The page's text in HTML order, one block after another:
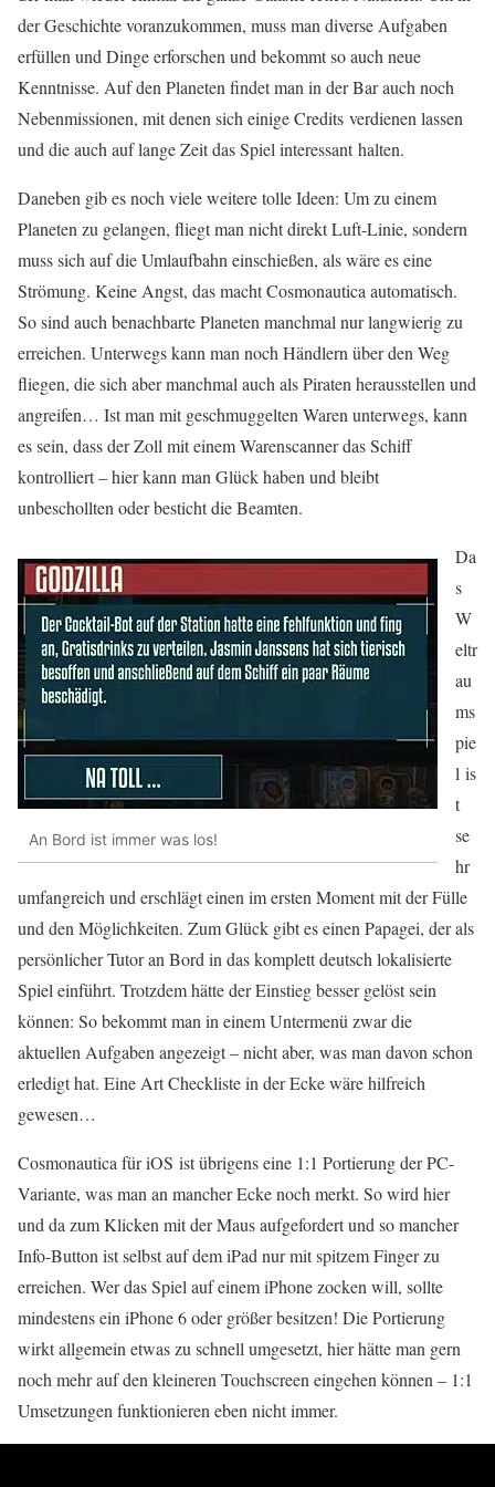
der Geschichte voranzukommen, muss man diverse Aufgaben
erfüllen und Dinge erforschen und bekommt so auch neue
Kenntnisse. Auf den Planeten findet man in der Bar auch noch
Nebenmissionen, mit denen sich einige Credits verdienen lassen
und die auch auf lange Zeit das Spiel interessant halten.
Daneben gib es noch viele weitere tolle Ideen: Um zu einem
Planeten zu gelangen, fliegt man nicht direkt Luft-Linie, sondern
muss sich auf die Umlaufbahn einschießen, als wäre es eine
Strömung. Keine Angst, das macht Cosmonautica automatisch.
So sind auch benachbarte Planeten manchmal nur langwierig zu
erreichen. Unterwegs kann man noch Händlern über den Weg
fliegen, die sich aber manchmal auch als Piraten herausstellen und
angreifen… Ist man mit geschmuggelten Waren unterwegs, kann
es sein, dass der Zoll mit einem Warenscanner das Schiff
kontrolliert – hier kann man Glück haben und bleibt
unbeschollten oder besticht die Beamten.
An Bord ist immer was los!
Da
s
W
eltr
au
ms
pie
l is
t
se
hr
umfangreich und erschlägt einen im ersten Moment mit der Fülle
und den Möglichkeiten. Zum Glück gibt es einen Papagei, der als
persönlicher Tutor an Bord in das komplett deutsch lokalisierte
Spiel einführt. Trotzdem hätte der Einstieg besser gelöst sein
können: So bekommt man in einem Untermenü zwar die
aktuellen Aufgaben angezeigt – nicht aber, was man davon schon
erledigt hat. Eine Art Checkliste in der Ecke wäre hilfreich
gewesen…
Cosmonautica für iOS ist übrigens eine 1:1 Portierung der PC-
Variante, was man an mancher Ecke noch merkt. So wird hier
und da zum Klicken mit der Maus aufgefordert und so mancher
Info-Button ist selbst auf dem iPad nur mit spitzem Finger zu
erreichen. Wer das Spiel auf einem iPhone zocken will, sollte
mindestens ein iPhone 6 oder größer besitzen! Die Portierung
wirkt allgemein etwas zu schnell umgesetzt, hier hätte man gern
noch mehr auf den kleineren Touchscreen eingehen können – 1:1
Umsetzungen funktionieren eben nicht immer.